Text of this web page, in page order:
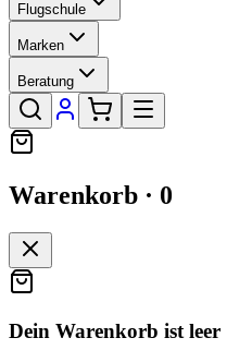
Flugschule
Marken
Beratung
Warenkorb · 0
Dein Warenkorb ist leer